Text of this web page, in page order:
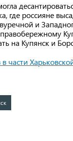
где россияне
и
на Купянск и
части